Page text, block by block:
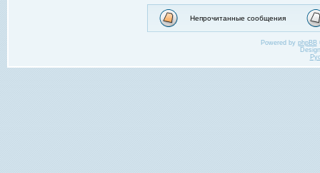
Непрочитанные сообщения
Powered by phpBB